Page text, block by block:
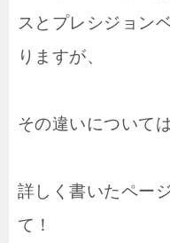
スとプレシジョン
りますが、
その違いについ
詳しく書いたペー
て！